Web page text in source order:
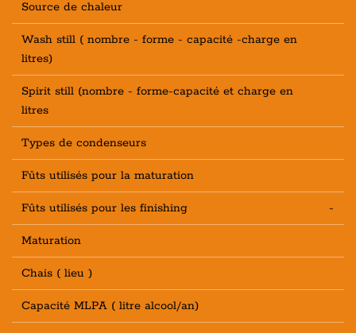
Source de chaleur
Wash still ( nombre - forme - capacité -charge en
litres)
Spirit still (nombre - forme-capacité et charge en
litres
Types de condenseurs
Fûts utilisés pour la maturation
Fûts utilisés pour les finishing -
Maturation
Chais ( lieu )
Capacité MLPA ( litre alcool/an)